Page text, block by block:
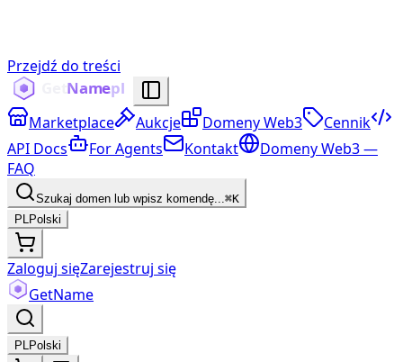
Przejdź do treści
Marketplace Aukcje Domeny Web3
Cennik
API Docs
For Agents Kontakt
Domeny Web3 —
FAQ
Szukaj domen lub wpisz komendę...⌘K
PLPolski
Zaloguj sięZarejestruj się
GetName
PLPolski